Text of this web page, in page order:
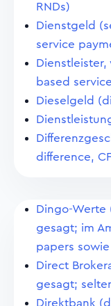
RNDs)
Dienstgeld
service
based
Dieselgeld
difference,
Dingo-Werte
gesagt; im
papers
Direct
gesagt;
Direktbank